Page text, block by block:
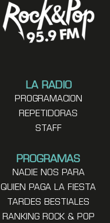
LA RADIO
PROGRAMACION
REPETIDORAS
STAFF
PROGRAMAS
NADIE NOS PARA
QUIEN PAGA LA FIESTA
TARDES BESTIALES
RANKING ROCK & POP